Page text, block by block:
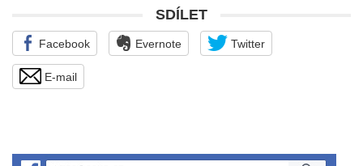
SDÍLET
Facebook Evernote Twitter
E-mail